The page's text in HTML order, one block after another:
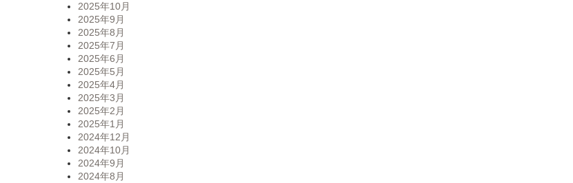
2025年10月
2025年9月
2025年8月
2025年7月
2025年6月
2025年5月
2025年4月
2025年3月
2025年2月
2025年1月
2024年12月
2024年10月
2024年9月
2024年8月